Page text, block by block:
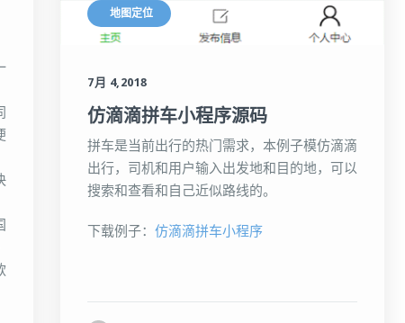
地图定位
7月 4,2018
仿滴滴拼车小程序源码
拼车是当前出行的热门需求，本例子模仿滴滴
出行，司机和用户输入出发地和目的地，可以
搜索和查看和自己近似路线的。
下载例子： 仿滴滴拼车小程序